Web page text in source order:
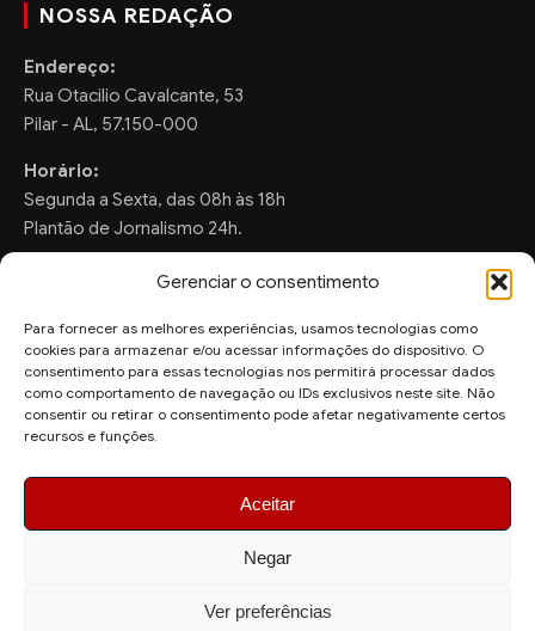
Gerenciar o consentimento
Para fornecer as melhores experiências, usamos tecnologias como
cookies para armazenar e/ou acessar informações do dispositivo. O
consentimento para essas tecnologias nos permitirá processar dados
como comportamento de navegação ou IDs exclusivos neste site. Não
consentir ou retirar o consentimento pode afetar negativamente certos
recursos e funções.
Aceitar
Negar
Ver preferências
NOSSA REDAÇÃO
Endereço:
Rua Otacilio Cavalcante, 53
Pilar - AL, 57.150-000
Horário:
Segunda a Sexta, das 08h às 18h
Plantão de Jornalismo 24h.
FALE CONOSCO
Sugestões de Pauta:
ronaldo.valentim150@gmail.com
© 2026 AquiAgora - Todos os direitos reservados.